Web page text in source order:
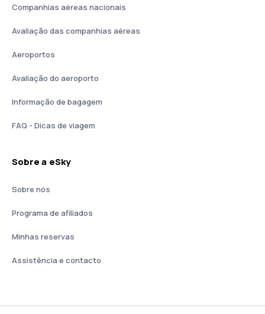
Companhias aéreas nacionais
Avaliação das companhias aéreas
Aeroportos
Avaliação do aeroporto
Informação de bagagem
FAQ - Dicas de viagem
Sobre a eSky
Sobre nós
Programa de afiliados
Minhas reservas
Assistência e contacto